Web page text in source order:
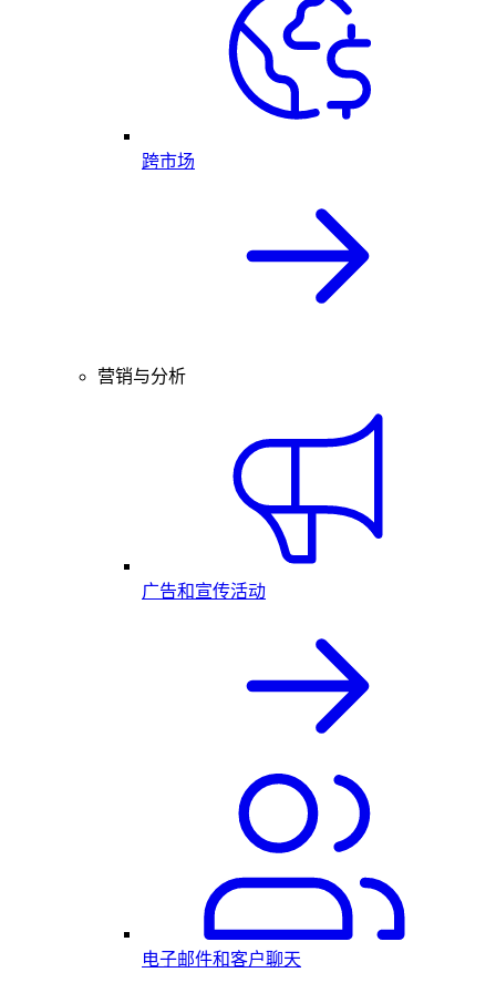
跨市场
营销与分析
广告和宣传活动
电子邮件和客户聊天